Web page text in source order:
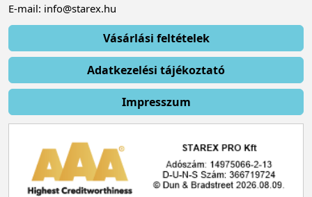
E-mail: info@starex.hu
Vásárlási feltételek
Adatkezelési tájékoztató
Impresszum